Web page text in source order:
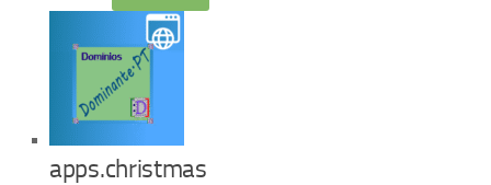
apps.christmas